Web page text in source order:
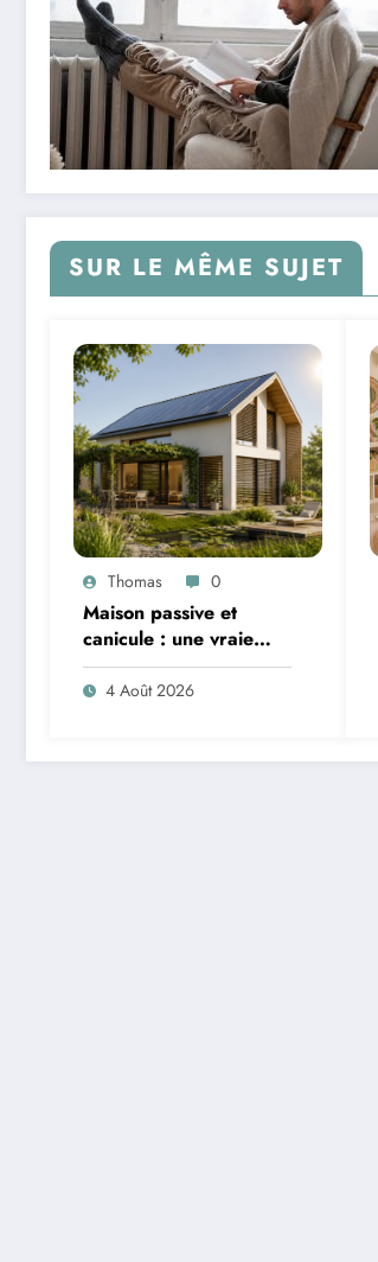
SUR LE MÊME SUJET
Thomas 0
Maison passive et
canicule : une vraie
solution contre la
chaleur ?
4 Août 2026